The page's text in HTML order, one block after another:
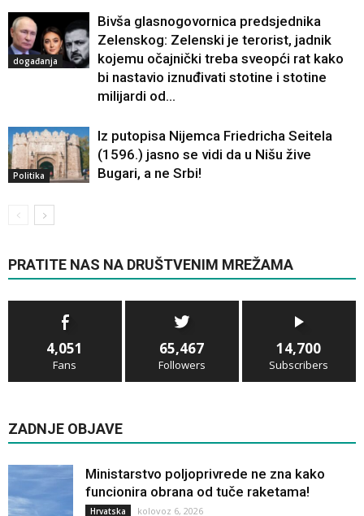
događanja
Bivša glasnogovornica predsjednika
Zelenskog: Zelenski je terorist, jadnik
kojemu očajnički treba sveopći rat kako
bi nastavio iznuđivati ​​stotine i stotine
milijardi od...
Politika
Iz putopisa Nijemca Friedricha Seitela
(1596.) jasno se vidi da u Nišu žive
Bugari, a ne Srbi!
PRATITE NAS NA DRUŠTVENIM MREŽAMA
4,051
Fans
65,467
Followers
14,700
Subscribers
ZADNJE OBJAVE
Ministarstvo poljoprivrede ne zna kako
funcionira obrana od tuče raketama!
Hrvatska kolovoz 6, 2026